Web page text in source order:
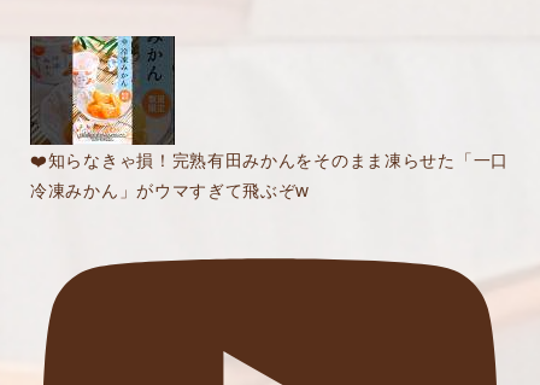
❤️知らなきゃ損！完熟有田みかんをそのまま凍らせた「一口
冷凍みかん」がウマすぎて飛ぶぞw